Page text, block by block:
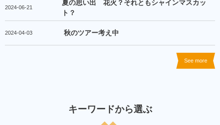
2024-06-21
夏の思い出 花火？それともシャインマスカッ
ト？
2024-04-03 秋のツアー考え中
See more
キーワードから選ぶ